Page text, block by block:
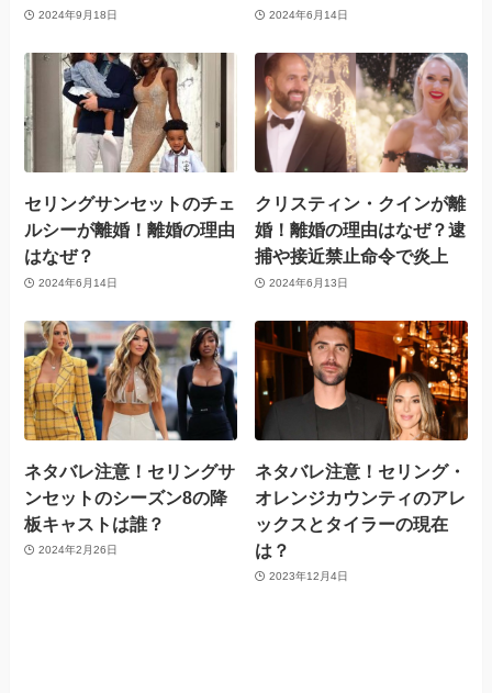
2024年9月18日 2024年6月14日
セリングサンセットのチェ
ルシーが離婚！離婚の理由
はなぜ？
2024年6月14日
クリスティン・クインが離
婚！離婚の理由はなぜ？逮
捕や接近禁止命令で炎上
2024年6月13日
ネタバレ注意！セリングサ
ンセットのシーズン8の降
板キャストは誰？
2024年2月26日
ネタバレ注意！セリング・
オレンジカウンティのアレ
ックスとタイラーの現在
は？
2023年12月4日